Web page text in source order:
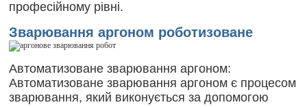
професійному рівні.
Зварювання аргоном роботизоване
Автоматизоване зварювання аргоном:
Автоматизоване зварювання аргоном є процесом
зварювання, який виконується за допомогою